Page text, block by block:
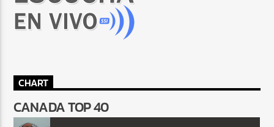
CHART
CANADA TOP 40